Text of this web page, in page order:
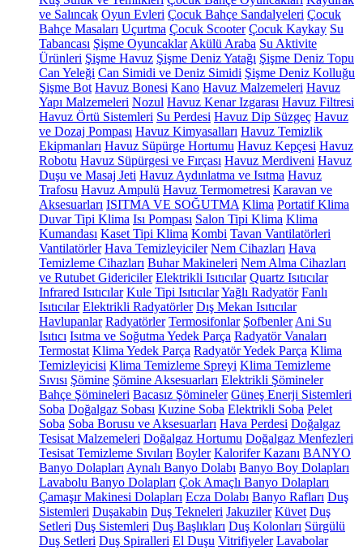
ve Salıncak Oyun Evleri Çocuk Bahçe Sandalyeleri Çocuk
Bahçe Masaları Uçurtma Çocuk Scooter Çocuk Kaykay Su
Tabancası Şişme Oyuncaklar Akülü Araba Su Aktivite
Ürünleri Şişme Havuz Şişme Deniz Yatağı Şişme Deniz Topu
Can Yeleği Can Simidi ve Deniz Simidi Şişme Deniz Kolluğu
Şişme Bot Havuz Bonesi Kano Havuz Malzemeleri Havuz
Yapı Malzemeleri Nozul Havuz Kenar Izgarası Havuz Filtresi
Havuz Örtü Sistemleri Su Perdesi Havuz Dip Süzgeç Havuz
ve Dozaj Pompası Havuz Kimyasalları Havuz Temizlik
Ekipmanları Havuz Süpürge Hortumu Havuz Kepçesi Havuz
Robotu Havuz Süpürgesi ve Fırçası Havuz Merdiveni Havuz
Duşu ve Masaj Jeti Havuz Aydınlatma ve Isıtma Havuz
Trafosu Havuz Ampulü Havuz Termometresi Karavan ve
Aksesuarları ISITMA VE SOĞUTMA Klima Portatif Klima
Duvar Tipi Klima Isı Pompası Salon Tipi Klima Klima
Kumandası Kaset Tipi Klima Kombi Tavan Vantilatörleri
Vantilatörler Hava Temizleyiciler Nem Cihazları Hava
Temizleme Cihazları Buhar Makineleri Nem Alma Cihazları
ve Rutubet Gidericiler Elektrikli Isıtıcılar Quartz Isıtıcılar
Infrared Isıtıcılar Kule Tipi IsıtıcılarYağlı Radyatör Fanlı
Isıtıcılar Elektrikli Radyatörler Dış Mekan Isıtıcılar
Havlupanlar Radyatörler Termosifonlar Şofbenler Ani Su
Isıtıcı Isıtma ve Soğutma Yedek Parça Radyatör Vanaları
Termostat Klima Yedek Parça Radyatör Yedek Parça Klima
Temizleyicisi Klima Temizleme Spreyi Klima Temizleme
Sıvısı Şömine Şömine Aksesuarları Elektrikli Şömineler
Bahçe Şömineleri Bacasız Şömineler Güneş Enerji Sistemleri
Soba Doğalgaz Sobası Kuzine Soba Elektrikli Soba Pelet
Soba Soba Borusu ve Aksesuarları Hava Perdesi Doğalgaz
Tesisat Malzemeleri Doğalgaz Hortumu Doğalgaz Menfezleri
Tesisat Temizleme Sıvıları Boyler Kalorifer Kazanı BANYO
Banyo Dolapları Aynalı Banyo Dolabı Banyo Boy Dolapları
Lavabolu Banyo Dolapları Çok Amaçlı Banyo Dolapları
Çamaşır Makinesi Dolapları Ecza Dolabı Banyo Rafları Duş
Sistemleri Duşakabin Duş Tekneleri Jakuziler Küvet Duş
Setleri Duş Sistemleri Duş Başlıkları Duş Kolonları Sürgülü
Duş Setleri Duş Spiralleri El Duşu Vitrifiyeler Lavabolar